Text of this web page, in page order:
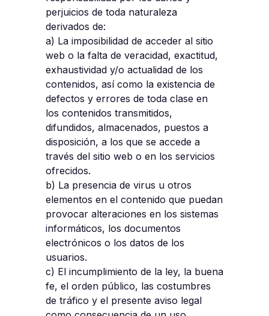
perjuicios de toda naturaleza
derivados de:
a) La imposibilidad de acceder al sitio
web o la falta de veracidad, exactitud,
exhaustividad y/o actualidad de los
contenidos, así como la existencia de
defectos y errores de toda clase en
los contenidos transmitidos,
difundidos, almacenados, puestos a
disposición, a los que se accede a
través del sitio web o en los servicios
ofrecidos.
b) La presencia de virus u otros
elementos en el contenido que puedan
provocar alteraciones en los sistemas
informáticos, los documentos
electrónicos o los datos de los
usuarios.
c) El incumplimiento de la ley, la buena
fe, el orden público, las costumbres
de tráfico y el presente aviso legal